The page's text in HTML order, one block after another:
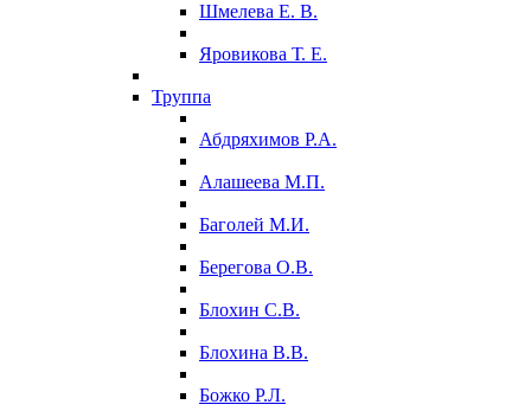
Шмелева Е. В.
Яровикова Т. Е.
Труппа
Абдряхимов Р.А.
Алашеева М.П.
Баголей М.И.
Берегова О.В.
Блохин С.В.
Блохина В.В.
Божко Р.Л.